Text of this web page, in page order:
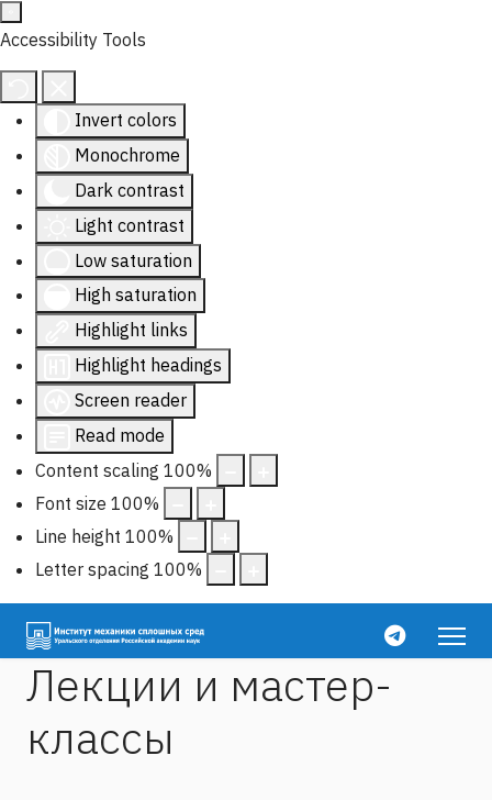
Accessibility Tools
Invert colors
Monochrome
Dark contrast
Light contrast
Low saturation
High saturation
Highlight links
Highlight headings
Screen reader
Read mode
Content scaling 100%
Font size 100%
Line height 100%
Letter spacing 100%
Лекции и мастер-
классы